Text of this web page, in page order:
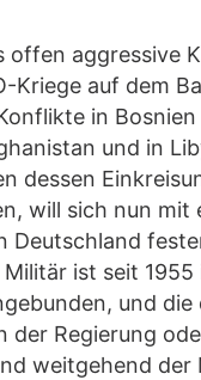
offen aggressive
Kriege auf dem
in Bosnien
und in
dessen
will sich nun mit
Deutschland
ist seit 1955
und die
der Regierung
weitgehend der